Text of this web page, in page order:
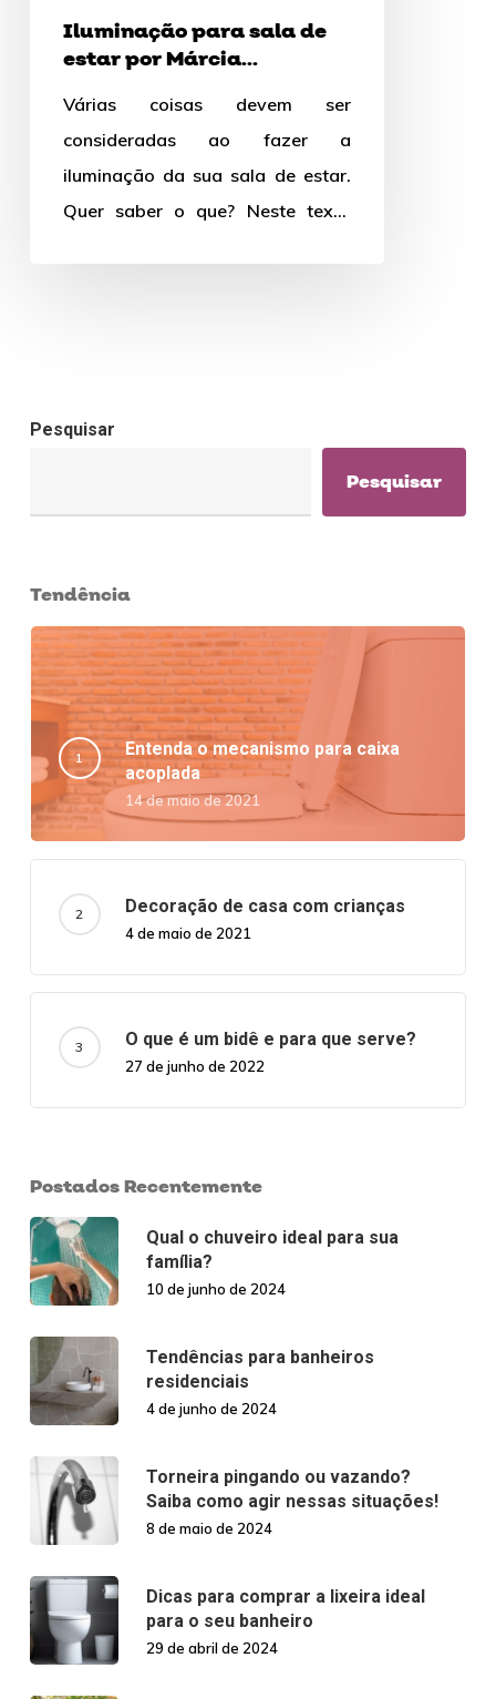
Iluminação para sala de
estar por Márcia
Várias coisas devem ser
consideradas ao fazer a
iluminação da sua sala de estar.
Quer saber o que? Neste texto
Pesquisar
Pesquisar
Tendência
Entenda o mecanismo para caixa
acoplada
14 de maio de 2021
Decoração de casa com crianças
4 de maio de 2021
O que é um bidê e para que serve?
27 de junho de 2022
Postados Recentemente
Qual o chuveiro ideal para sua
família?
10 de junho de 2024
Tendências para banheiros
residenciais
4 de junho de 2024
Torneira pingando ou vazando?
Saiba como agir nessas situações!
8 de maio de 2024
Dicas para comprar a lixeira ideal
para o seu banheiro
29 de abril de 2024